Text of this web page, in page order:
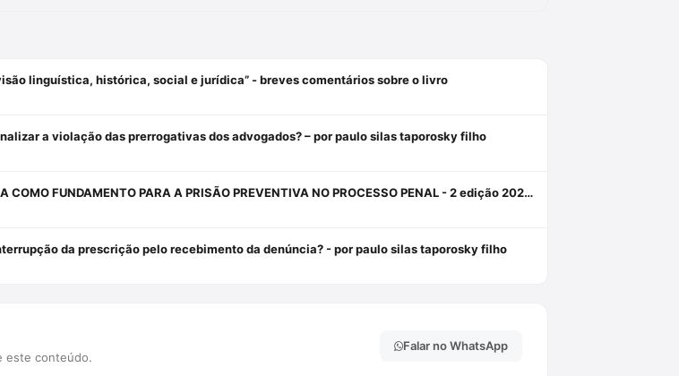
linguística, histórica, social e jurídica” - breves comentários sobre o livro
a violação das prerrogativas dos advogados? – por paulo silas taporosky filho
A ORDEM PÚBLICA COMO FUNDAMENTO PARA A PRISÃO PREVENTIVA NO PROCESSO PENAL - 2 edição 2024 - HABITUS EDITORA Livro em oferta 1 janeiro 2024
da prescrição pelo recebimento da denúncia? - por paulo silas taporosky filho
este conteúdo.
Falar no WhatsApp